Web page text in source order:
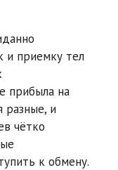
и приемку тел
прибыла на
разные, и
чётко
к обмену.